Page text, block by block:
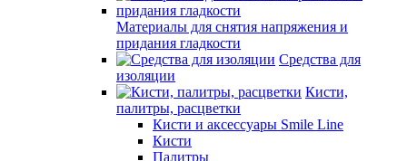
Материалы для снятия напряжения и
придания гладкости
Средства для
изоляции
Кисти,
палитры, расцветки
Кисти и аксессуары Smile Line
Кисти
Палитры